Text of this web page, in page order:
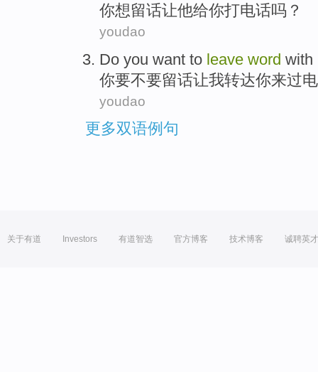
你想留话让他给你打电话吗？
youdao
Do you want to leave word with
你要不要留话让我转达你来过
youdao
更多双语例句
关于有道 Investors 有道智选 官方博客 技术博客 诚聘英才